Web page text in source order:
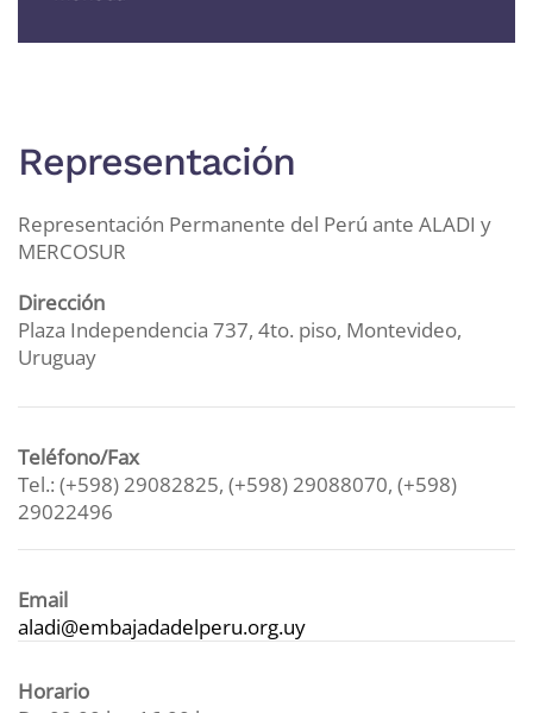
Representación
Representación Permanente del Perú ante ALADI y
MERCOSUR
Dirección
Plaza Independencia 737, 4to. piso, Montevideo,
Uruguay
Teléfono/Fax
Tel.: (+598) 29082825, (+598) 29088070, (+598)
29022496
Email
aladi@embajadadelperu.org.uy
Horario